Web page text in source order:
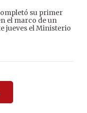
su primer
el marco de un
jueves el Ministerio